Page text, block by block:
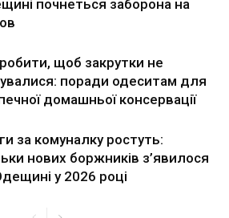
почнеться заборона на
щоб закрутки не
поради одеситам для
домашньої консервації
за комуналку ростуть:
нових боржників з’явилося
у 2026 році